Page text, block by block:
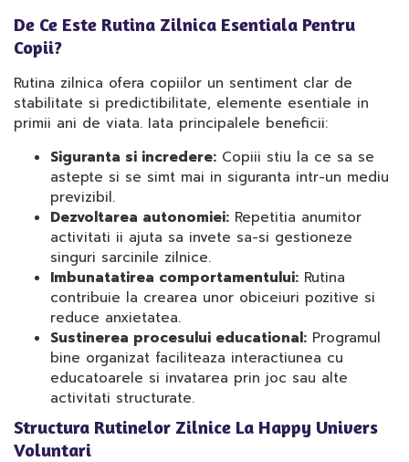
De Ce Este Rutina Zilnica Esentiala Pentru
Copii?
Rutina zilnica ofera copiilor un sentiment clar de
stabilitate si predictibilitate, elemente esentiale in
primii ani de viata. Iata principalele beneficii:
Siguranta si incredere: Copiii stiu la ce sa se
astepte si se simt mai in siguranta intr-un mediu
previzibil.
Dezvoltarea autonomiei: Repetitia anumitor
activitati ii ajuta sa invete sa-si gestioneze
singuri sarcinile zilnice.
Imbunatatirea comportamentului: Rutina
contribuie la crearea unor obiceiuri pozitive si
reduce anxietatea.
Sustinerea procesului educational: Programul
bine organizat faciliteaza interactiunea cu
educatoarele si invatarea prin joc sau alte
activitati structurate.
Structura Rutinelor Zilnice La Happy Univers
Voluntari